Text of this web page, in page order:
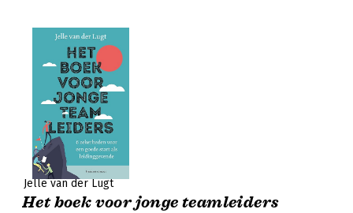
Jelle van der Lugt
Het boek voor jonge teamleiders